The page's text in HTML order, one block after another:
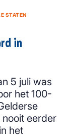
STATEN
in
5 juli was
het 100-
eerder
het